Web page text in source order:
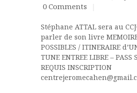
CONTACT
ADHÉSION
ACQUISITION DU
CENTRE
DONS
0 Comments
Stéphane ATTAL sera au
parler de son livre
POSSIBLES / ITINERAIRE
TUNE ENTREE LIBRE – PASS
REQUIS INSCRIPTION